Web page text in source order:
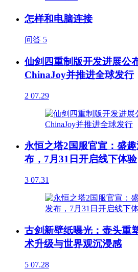
怎样和电脑连接
问答 5
仙剑四重制版开发进展公
ChinaJoy并推进全球发行
2 07.29
永恒之塔2国服官宣：盛
布，7月31日开启线下体验
3 07.31
古剑新壁纸曝光：壶头重
术升级与世界观沉浸感
5 07.28